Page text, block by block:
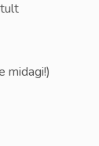
midagi!)